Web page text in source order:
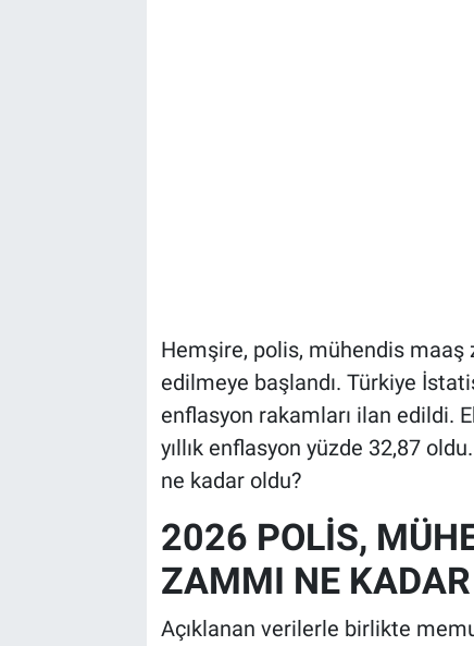
Hemşire, polis, mühendis maaş
edilmeye başlandı. Türkiye
enflasyon rakamları ilan edildi.
yıllık enflasyon yüzde 32,87
ne kadar oldu?
2026 POLİS,
ZAMMI NE
Açıklanan verilerle birlikte